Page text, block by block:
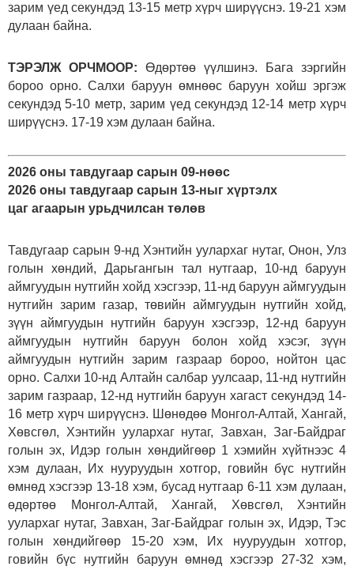
зарим үед секундэд 13-15 метр хүрч ширүүснэ. 19-21 хэм
дулаан байна.
ТЭРЭЛЖ ОРЧМООР: Өдөртөө үүлшинэ. Бага зэргийн
бороо орно. Салхи баруун өмнөөс баруун хойш эргэж
секундэд 5-10 метр, зарим үед секундэд 12-14 метр хүрч
ширүүснэ. 17-19 хэм дулаан байна.
2026 оны тавдугаар сарын 09-нөөс
2026 оны тавдугаар сарын 13-ныг хүртэлх
цаг агаарын урьдчилсан төлөв
Тавдугаар сарын 9-нд Хэнтийн уулархаг нутаг, Онон, Улз
голын хөндий, Дарьгангын тал нутгаар, 10-нд баруун
аймгуудын нутгийн хойд хэсгээр, 11-нд баруун аймгуудын
нутгийн зарим газар, төвийн аймгуудын нутгийн хойд,
зүүн аймгуудын нутгийн баруун хэсгээр, 12-нд баруун
аймгуудын нутгийн баруун болон хойд хэсэг, зүүн
аймгуудын нутгийн зарим газраар бороо, нойтон цас
орно. Салхи 10-нд Алтайн салбар уулсаар, 11-нд нутгийн
зарим газраар, 12-нд нутгийн баруун хагаст секундэд 14-
16 метр хүрч ширүүснэ. Шөнөдөө Монгол-Алтай, Хангай,
Хөвсгөл, Хэнтийн уулархаг нутаг, Завхан, Заг-Байдраг
голын эх, Идэр голын хөндийгөөр 1 хэмийн хүйтнээс 4
хэм дулаан, Их нууруудын хотгор, говийн бүс нутгийн
өмнөд хэсгээр 13-18 хэм, бусад нутгаар 6-11 хэм дулаан,
өдөртөө Монгол-Алтай, Хангай, Хөвсгөл, Хэнтийн
уулархаг нутаг, Завхан, Заг-Байдраг голын эх, Идэр, Тэс
голын хөндийгөөр 15-20 хэм, Их нууруудын хотгор,
говийн бүс нутгийн баруун өмнөд хэсгээр 27-32 хэм,